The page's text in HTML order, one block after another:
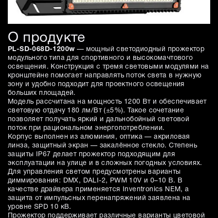
О продукте
PL-SD-068D-1200w— мощный светодиодный прожектор
модульного типа для спортивного и высокомачтового
освещения. Конструкция с тремя световыми модулями на
кронштейне помогает направлять поток света в нужную
зону и удобно подходит для проектного освещения
больших площадей.
Модель рассчитана на мощность 1200 Вт и обеспечивает
световую отдачу 180 лм/Вт (±5%). Такое сочетание
позволяет получать яркий и дальнобойный световой
поток при рациональном энергопотреблении.
Корпус выполнен из алюминия, оптика — акриловая
линза, защитный экран — закалённое стекло. Степень
защиты IP67 делает прожектор подходящим для
эксплуатации на улице и в сложных погодных условиях.
Для управления светом предусмотрены варианты
диммирования: DMX, DALI-2, PWM 10V и 0–10 В. В
качестве драйвера применяется Inventronics NEM, а
защита от импульсных перенапряжений заявлена на
уровне SPD 10 кВ.
Прожектор поддерживает различные варианты цветовой